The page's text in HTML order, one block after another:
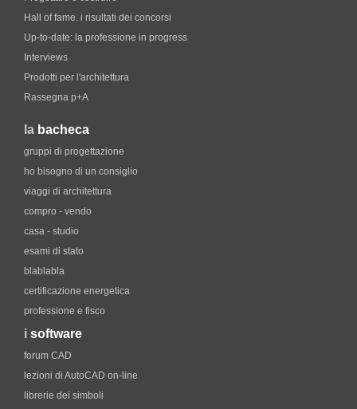
Hall of fame. i risultati dei concorsi
Up-to-date: la professione in progress
Interviews
Prodotti per l'architettura
Rassegna p+A
la bacheca
gruppi di progettazione
ho bisogno di un consiglio
viaggi di architettura
compro - vendo
casa - studio
esami di stato
blablabla
certificazione energetica
professione e fisco
i software
forum CAD
lezioni di AutoCAD on-line
librerie dei simboli